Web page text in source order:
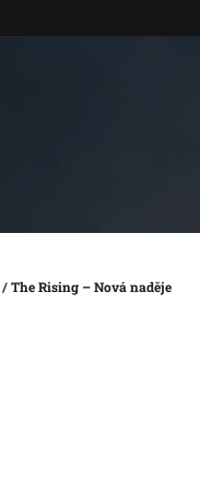
/The Rising – Nová naděje